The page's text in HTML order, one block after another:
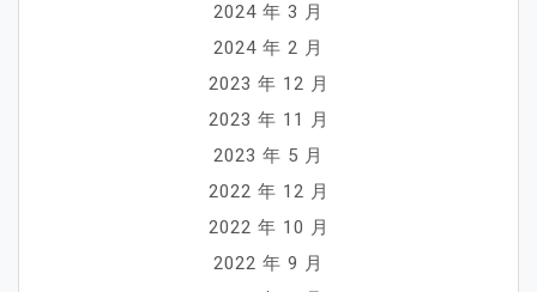
2024 年 3 月
2024 年 2 月
2023 年 12 月
2023 年 11 月
2023 年 5 月
2022 年 12 月
2022 年 10 月
2022 年 9 月